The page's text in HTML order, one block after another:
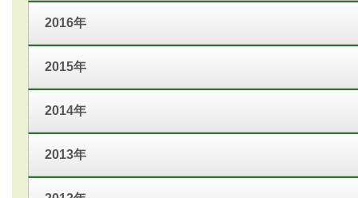
2016年
2015年
2014年
2013年